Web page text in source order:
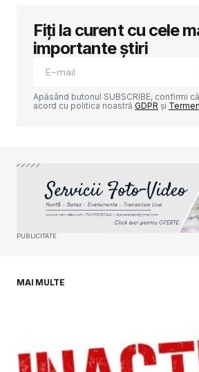
Adresa ta de email nu va fi
Câmpurile obligatorii sunt
Your E-mail*
Fiți la curent cu cele
importante știri
Apăsând butonul SUBSCRIBE, confirmi
acord cu politica noastră GDPR și
PUBLICITATE
MAI MULTE